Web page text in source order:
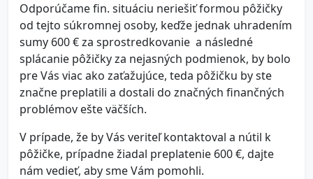
Odporúčame fin. situáciu neriešiť formou pôžičky
od tejto súkromnej osoby, keďže jednak uhradením
sumy 600 € za sprostredkovanie a následné
splácanie pôžičky za nejasných podmienok, by bolo
pre Vás viac ako zaťažujúce, teda pôžičku by ste
značne preplatili a dostali do značných finančných
problémov ešte väčších.
V prípade, že by Vás veriteľ kontaktoval a nútil k
pôžičke, prípadne žiadal preplatenie 600 €, dajte
nám vedieť, aby sme Vám pomohli.